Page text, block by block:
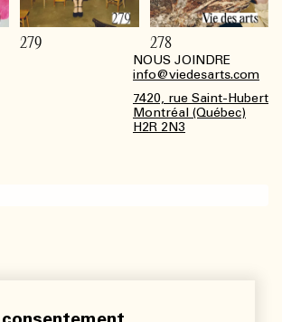
NOUS JOINDRE
info@viedesarts.com
7420, rue Saint-Hubert
Montréal (Québec)
H2R 2N3
279 278